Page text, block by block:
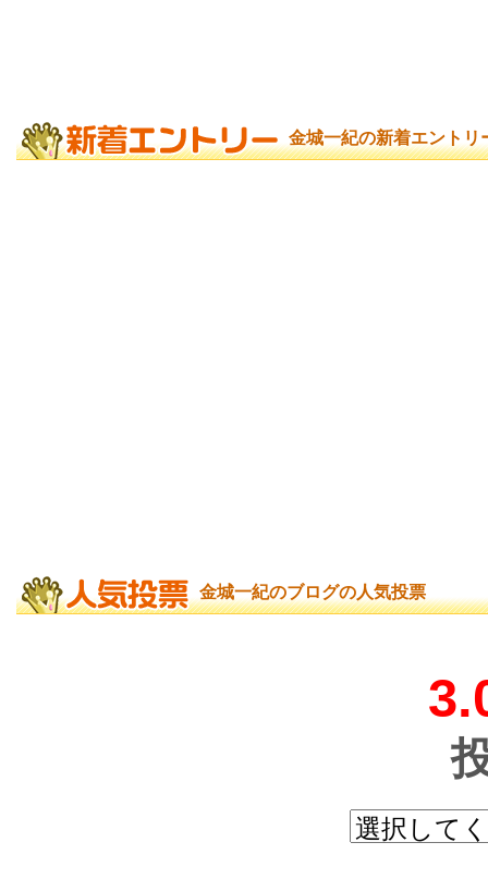
金城一紀の新着エントリ
金城一紀のブログの人気投票